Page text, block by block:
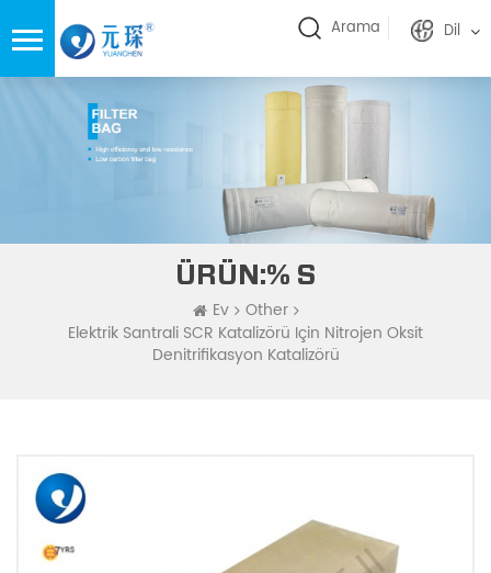
Arama Dil
ÜRÜN:% S
Ev
Other
Elektrik Santrali SCR Katalizörü Için Nitrojen Oksit
Denitrifikasyon Katalizörü